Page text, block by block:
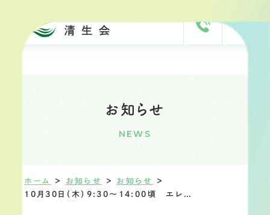
お知らせ
NEWS
ホーム ＞ お知らせ ＞ お知らせ
＞
10月30日（木）9:30～14:00頃 エレベーター停止します